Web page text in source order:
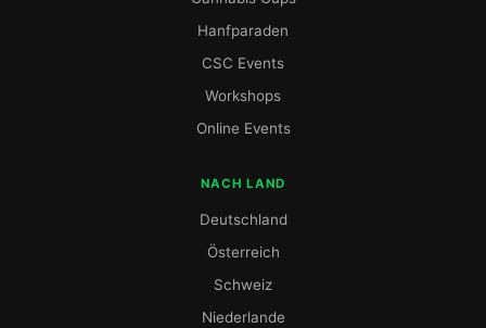
Hanfparaden
CSC Events
Workshops
Online Events
NACH LAND
Deutschland
Österreich
Schweiz
Niederlande